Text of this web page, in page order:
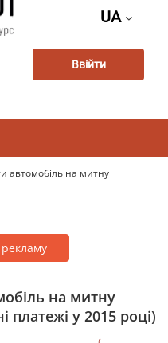
UA
Ввійти
автомобіль на митну
на митну
платежі у 2015 році)